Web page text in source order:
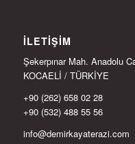
İLETIŞIM
Şekerpınar Mah. Anadolu
KOCAELİ / TÜRKİYE
+90 (262) 658 02 28
+90 (532) 488 55 56
info@demirkayaterazi.com